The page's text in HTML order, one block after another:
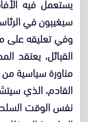
سيغيبون في
وفي تعليقه على
القبائل، يعتقد
مناورة سياسية
نفس الوقت